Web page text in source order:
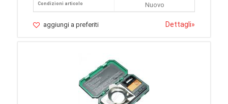
Condizioni articolo
Nuovo
aggiungi a preferiti Dettagli»